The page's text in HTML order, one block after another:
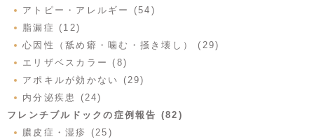
アトピー・アレルギー (54)
脂漏症 (12)
心因性（舐め癖・噛む・掻き壊し） (29)
エリザベスカラー (8)
アポキルが効かない (29)
内分泌疾患 (24)
フレンチブルドックの症例報告 (82)
膿皮症・湿疹 (25)